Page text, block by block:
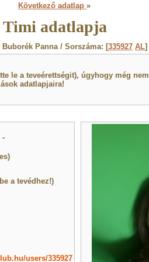
Következő adatlap »
Timi adatlapja
Buborék Panna / Sorszáma: [335927 AL]
le a teveérettségit), úgyhogy még nem
adatlapjaira!
-
a tevédhez!)
users/335927